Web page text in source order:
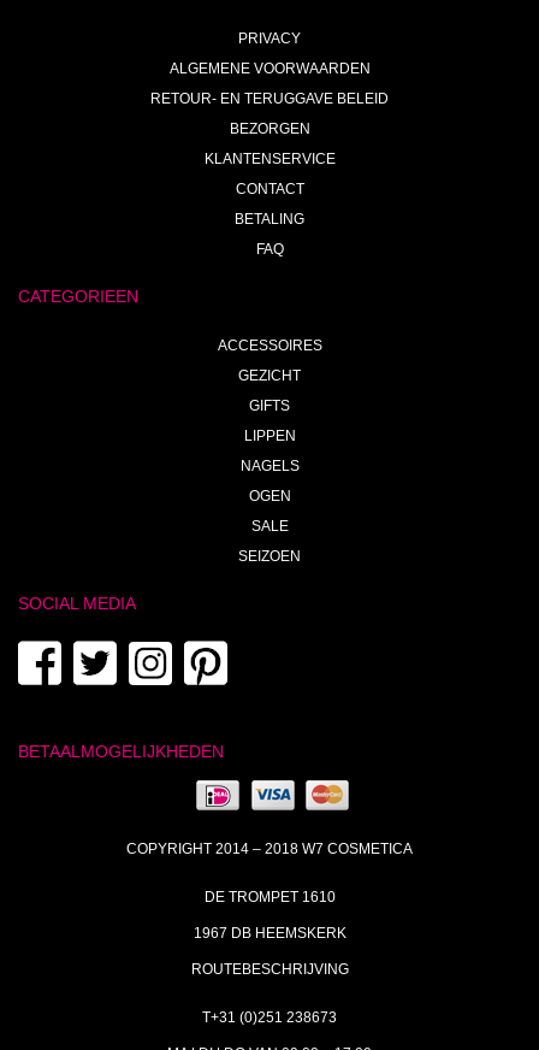
PRIVACY
ALGEMENE VOORWAARDEN
RETOUR- EN TERUGGAVE BELEID
BEZORGEN
KLANTENSERVICE
CONTACT
BETALING
FAQ
CATEGORIEEN
ACCESSOIRES
GEZICHT
GIFTS
LIPPEN
NAGELS
OGEN
SALE
SEIZOEN
SOCIAL MEDIA
BETAALMOGELIJKHEDEN
COPYRIGHT 2014 – 2018 W7 COSMETICA
DE TROMPET 1610
1967 DB HEEMSKERK
ROUTEBESCHRIJVING
T+31 (0)251 238673